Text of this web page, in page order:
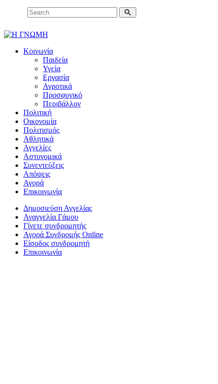
Κοινωνία
Παιδεία
Υγεία
Εργασία
Αγροτικά
Προσφυγικό
Περιβάλλον
Πολιτική
Οικονομία
Πολιτισμός
Αθλητικά
Αγγελίες
Αστυνομικά
Συνεντεύξεις
Απόψεις
Αγορά
Επικοινωνία
Δημοσιεύση Αγγελίας
Αναγγελία Γάμου
Γίνετε συνδρομητής
Αγορά Συνδρομής Online
Είσοδος συνδρομητή
Επικοινωνία